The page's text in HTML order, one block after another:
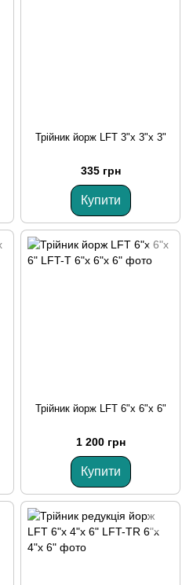
Трійник йорж LFT 3"х 3"х 3"
335 грн
Купити
Трійник йорж LFT 6"х 6"х 6"
1 200 грн
Купити